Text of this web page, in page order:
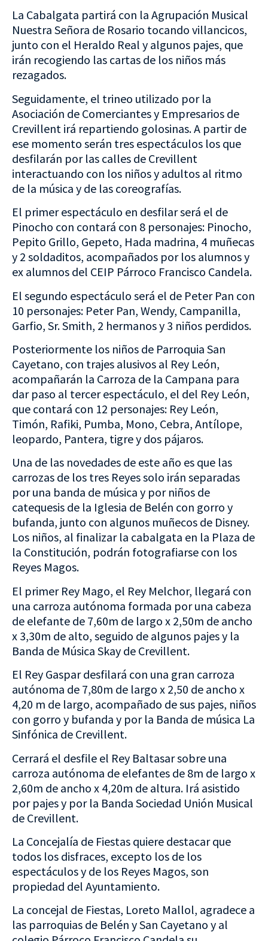
La Cabalgata partirá con la Agrupación Musical
Nuestra Señora de Rosario tocando villancicos,
junto con el Heraldo Real y algunos pajes, que
irán recogiendo las cartas de los niños más
rezagados.
Seguidamente, el trineo utilizado por la
Asociación de Comerciantes y Empresarios de
Crevillent irá repartiendo golosinas. A partir de
ese momento serán tres espectáculos los que
desfilarán por las calles de Crevillent
interactuando con los niños y adultos al ritmo
de la música y de las coreografías.
El primer espectáculo en desfilar será el de
Pinocho con contará con 8 personajes: Pinocho,
Pepito Grillo, Gepeto, Hada madrina, 4 muñecas
y 2 soldaditos, acompañados por los alumnos y
ex alumnos del CEIP Párroco Francisco Candela.
El segundo espectáculo será el de Peter Pan con
10 personajes: Peter Pan, Wendy, Campanilla,
Garfio, Sr. Smith, 2 hermanos y 3 niños perdidos.
Posteriormente los niños de Parroquia San
Cayetano, con trajes alusivos al Rey León,
acompañarán la Carroza de la Campana para
dar paso al tercer espectáculo, el del Rey León,
que contará con 12 personajes: Rey León,
Timón, Rafiki, Pumba, Mono, Cebra, Antílope,
leopardo, Pantera, tigre y dos pájaros.
Una de las novedades de este año es que las
carrozas de los tres Reyes solo irán separadas
por una banda de música y por niños de
catequesis de la Iglesia de Belén con gorro y
bufanda, junto con algunos muñecos de Disney.
Los niños, al finalizar la cabalgata en la Plaza de
la Constitución, podrán fotografiarse con los
Reyes Magos.
El primer Rey Mago, el Rey Melchor, llegará con
una carroza autónoma formada por una cabeza
de elefante de 7,60m de largo x 2,50m de ancho
x 3,30m de alto, seguido de algunos pajesy la
Banda de Música Skay de Crevillent.
El Rey Gaspar desfilará con una gran carroza
autónoma de 7,80m de largo x 2,50 de ancho x
4,20 m de largo, acompañado de sus pajes, niños
con gorro y bufanda y por la Banda de música La
Sinfónica de Crevillent.
Cerrará el desfile el Rey Baltasarsobre una
carroza autónoma de elefantes de 8m de largo x
2,60m de ancho x 4,20m de altura. Irá asistido
por pajes y por la Banda Sociedad Unión Musical
de Crevillent.
La Concejalía de Fiestas quiere destacar que
todos los disfraces, excepto los de los
espectáculos y de los Reyes Magos, son
propiedad del Ayuntamiento.
La concejal de Fiestas, Loreto Mallol, agradece a
las parroquias de Belén y San Cayetano y al